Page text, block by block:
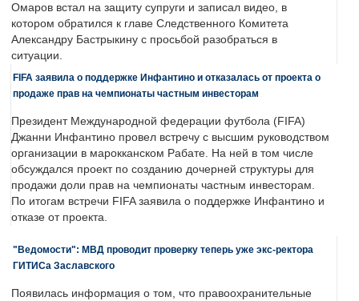
Омаров встал на защиту супруги и записал видео, в
котором обратился к главе Следственного Комитета
Александру Бастрыкину с просьбой разобраться в
ситуации.
FIFA заявила о поддержке Инфантино и отказалась от проекта о
продаже прав на чемпионаты частным инвесторам
Президент Международной федерации футбола (FIFA)
Джанни Инфантино провел встречу с высшим руководством
организации в марокканском Рабате. На ней в том числе
обсуждался проект по созданию дочерней структуры для
продажи доли прав на чемпионаты частным инвесторам.
По итогам встречи FIFA заявила о поддержке Инфантино и
отказе от проекта.
"Ведомости": МВД проводит проверку теперь уже экс-ректора
ГИТИСа Заславского
Появилась информация о том, что правоохранительные